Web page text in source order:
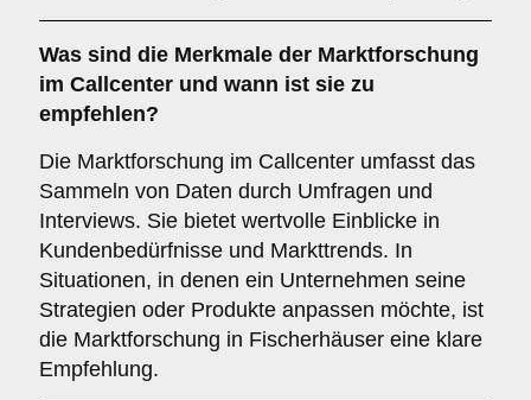
Was sind die Merkmale der Marktforschung
im Callcenter und wann ist sie zu
empfehlen?
Die Marktforschung im Callcenter umfasst das
Sammeln von Daten durch Umfragen und
Interviews. Sie bietet wertvolle Einblicke in
Kundenbedürfnisse und Markttrends. In
Situationen, in denen ein Unternehmen seine
Strategien oder Produkte anpassen möchte, ist
die Marktforschung in Fischerhäuser eine klare
Empfehlung.